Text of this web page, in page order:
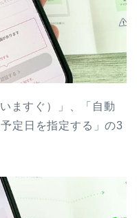
ますぐ）」、「自動
定日を指定する」の3